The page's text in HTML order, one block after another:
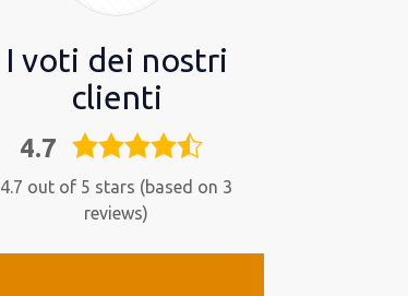
I voti dei nostri
clienti
4.7
4,7
4.7 out of 5 stars (based on 3
reviews)